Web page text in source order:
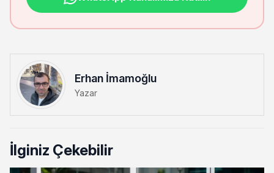
Erhan İmamoğlu
Yazar
İlginiz Çekebilir